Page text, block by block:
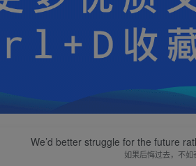
We’d better struggle for the future
如果后悔过去，不如